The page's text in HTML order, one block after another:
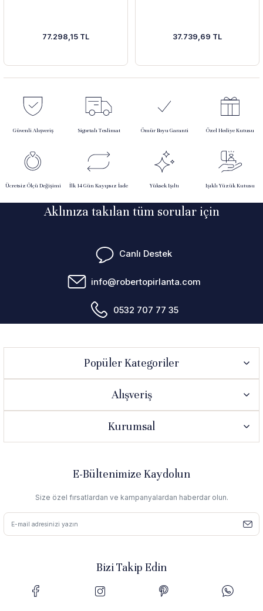
77.298,15 TL 37.739,69 TL
Güvenli Alışveriş Sigortalı Teslimat Ömür Boyu Garanti Özel Hediye Kutusu
Ücretsiz Ölçü Değişimi İlk 14 Gün Kayıpsız İade Yüksek Işıltı Işıklı Yüzük Kutusu
Aklınıza takılan tüm sorular için
Canlı Destek
info@robertopirlanta.com
0532 707 77 35
Popüler Kategoriler
Alışveriş
Kurumsal
E-Bültenimize Kaydolun
Size özel fırsatlardan ve kampanyalardan haberdar olun.
Bizi Takip Edin